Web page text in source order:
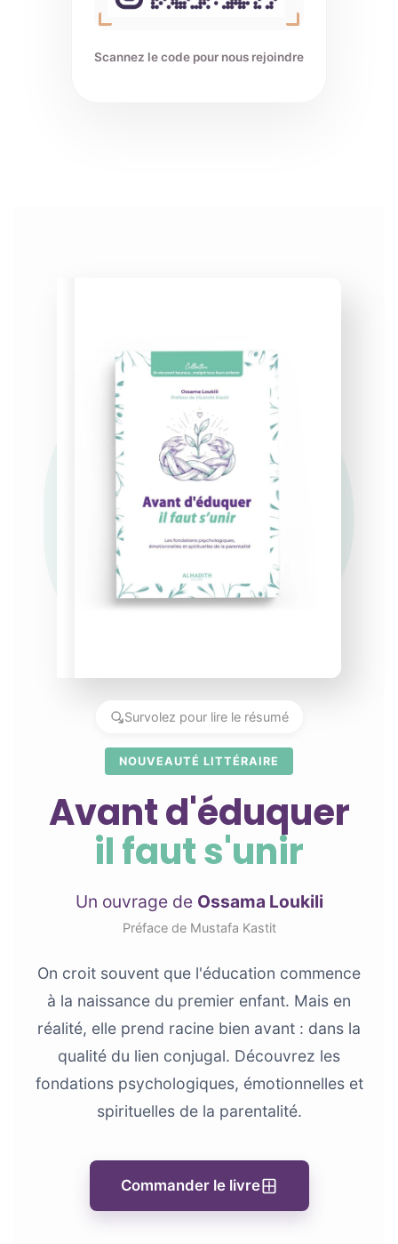
Scannez le code pour nous rejoindre
Survolez pour lire le résumé
NOUVEAUTÉ LITTÉRAIRE
Avant d'éduquer
il faut s'unir
Un ouvrage de Ossama Loukili
Préface de Mustafa Kastit
On croit souvent que l'éducation commence
à la naissance du premier enfant. Mais en
réalité, elle prend racine bien avant : dans la
qualité du lien conjugal. Découvrez les
fondations psychologiques, émotionnelles et
spirituelles de la parentalité.
Commander le livre